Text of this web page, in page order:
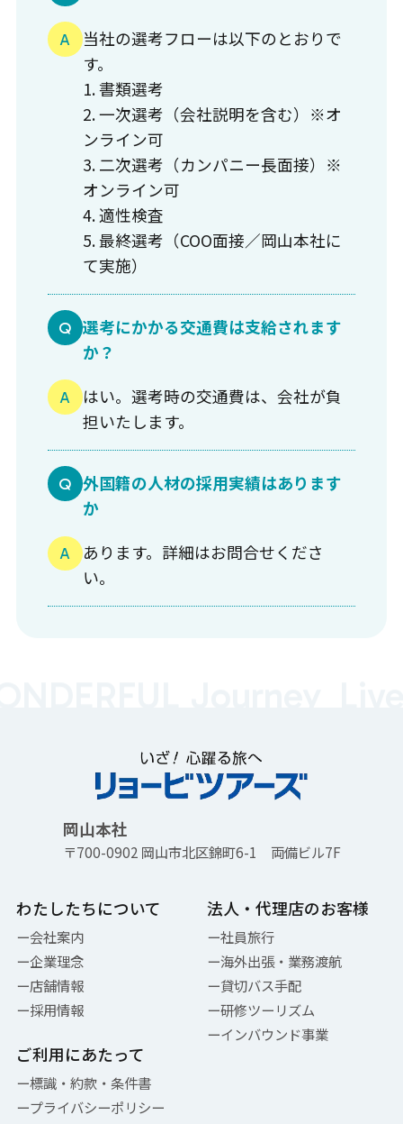
当社の選考フローは以下のとおりで
す。
1. 書類選考
2. 一次選考（会社説明を含む）※オ
ンライン可
3. 二次選考（カンパニー長面接）※
オンライン可
4. 適性検査
5. 最終選考（COO面接／岡山本社に
て実施）
選考にかかる交通費は支給されます
か？
はい。選考時の交通費は、会社が負
担いたします。
外国籍の人材の採用実績はあります
か
あります。詳細はお問合せくださ
い。
岡山本社
〒700-0902 岡山市北区錦町6-1 両備ビル7F
わたしたちについて
会社案内
企業理念
店舗情報
採用情報
法人・代理店のお客様
社員旅行
海外出張・業務渡航
貸切バス手配
研修ツーリズム
インバウンド事業
ご利用にあたって
標識・約款・条件書
プライバシーポリシー